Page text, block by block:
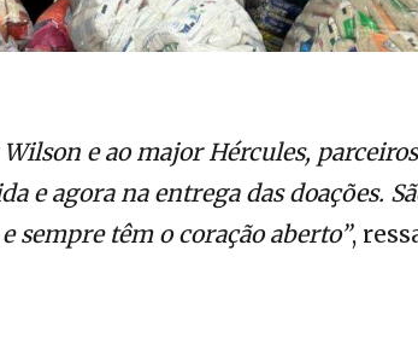
e ao major Hércules,
e agora na entrega das doações.
sempre têm o coração aberto”,